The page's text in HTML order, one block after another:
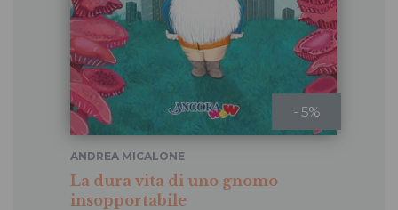
- 5%
La dura vita di uno gnomo
insopportabile
ANDREA MICALONE